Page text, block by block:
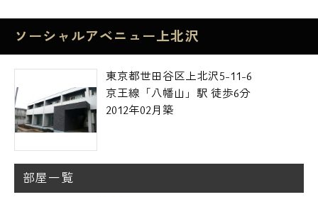
ソーシャルアベニュー上北沢
東京都世田谷区上北沢5-11-6
京王線「八幡山」駅 徒歩6分
2012年02月築
部屋一覧